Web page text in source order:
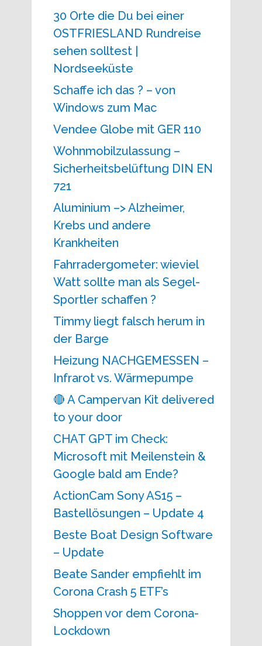
30 Orte die Du bei einer
OSTFRIESLAND Rundreise
sehen solltest |
Nordseeküste
Schaffe ich das ? – von
Windows zum Mac
Vendee Globe mit GER 110
Wohnmobilzulassung –
Sicherheitsbelüftung DIN EN
721
Aluminium –> Alzheimer,
Krebs und andere
Krankheiten
Fahrradergometer: wieviel
Watt sollte man als Segel-
Sportler schaffen ?
Timmy liegt falsch herum in
der Barge
Heizung NACHGEMESSEN –
Infrarot vs. Wärmepumpe
🔴 A Campervan Kit delivered
to your door
CHAT GPT im Check:
Microsoft mit Meilenstein &
Google bald am Ende?
ActionCam Sony AS15 –
Bastellösungen – Update 4
Beste Boat Design Software
– Update
Beate Sander empfiehlt im
Corona Crash 5 ETF’s
Shoppen vor dem Corona-
Lockdown